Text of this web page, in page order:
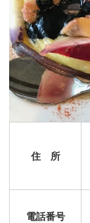
住 所
電話番号